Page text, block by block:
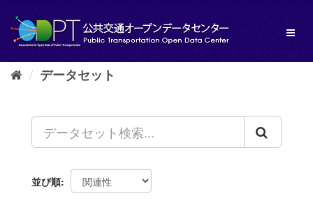
し
データセット
並び順